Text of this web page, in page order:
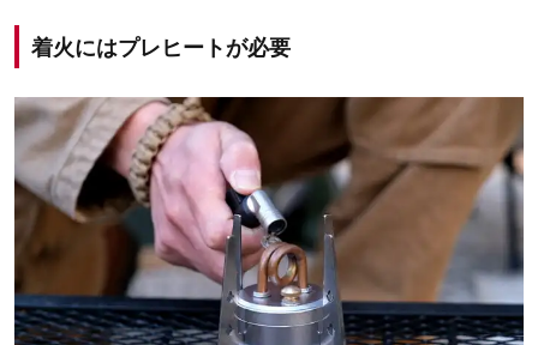
着火にはプレヒートが必要